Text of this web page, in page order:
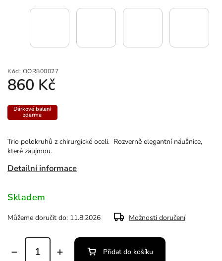
Kód: OOR800027
860 Kč
Trio polokruhů z chirurgické oceli. Rozverně elegantní náušnice,
které zaujmou.
Detailní informace
Dárkové balení
zdarma
Skladem
Můžeme doručit do: 11.8.2026 Možnosti doručení
Přidat do košíku